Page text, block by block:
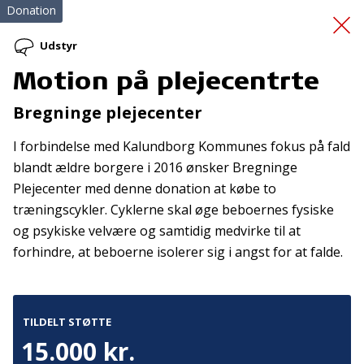
Skolestyrken -
Forankring
Donation
Udstyr
Motion på plejecentrte
Bregninge plejecenter
I forbindelse med Kalundborg Kommunes fokus på fald
blandt ældre borgere i 2016 ønsker Bregninge
Plejecenter med denne donation at købe to
træningscykler. Cyklerne skal øge beboernes fysiske
og psykiske velvære og samtidig medvirke til at
forhindre, at beboerne isolerer sig i angst for at falde.
TILDELT STØTTE
15.000 kr.
aktiviteter direkte i din indbakke.